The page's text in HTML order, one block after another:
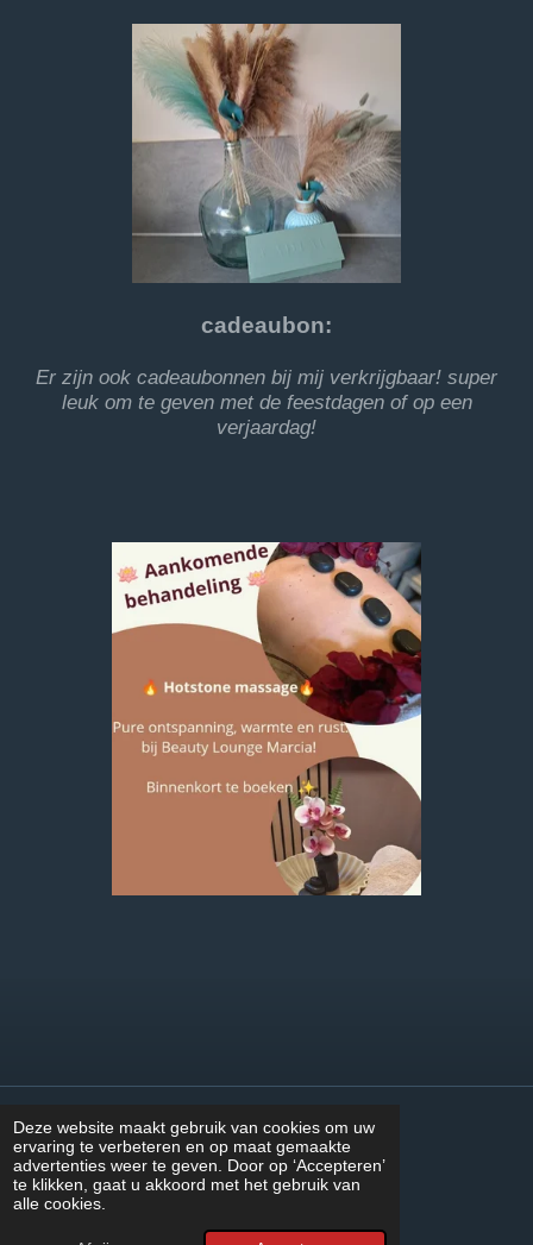
Deze website maakt gebruik van cookies om uw
ervaring te verbeteren en op maat gemaakte
advertenties weer te geven. Door op ‘Accepteren’
te klikken, gaat u akkoord met het gebruik van
alle cookies.
cadeaubon:
Er zijn ook cadeaubonnen bij mij verkrijgbaar! super
leuk om te geven met de feestdagen of op een
verjaardag!
Kvk nummer: 95540415
F
a
n
W
© 2024 - 2026 beautyloungemarcia.nl